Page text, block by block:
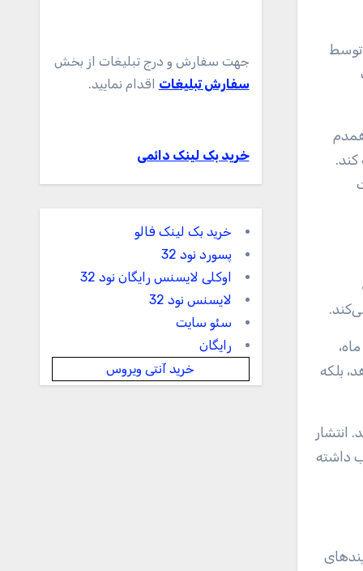
بلکه
انتشار
داشته
جهت سفارش و درج تبلیغات از بخش
سفارش تبلیغات اقدام نمایید.
خرید بک لینک دائمی
خرید بک لینک فالو
پسورد نود 32
اوکلی لایسنس رایگان نود 32
لایسنس نود 32
سئو سایت
رایگان
خرید آنتی ویروس